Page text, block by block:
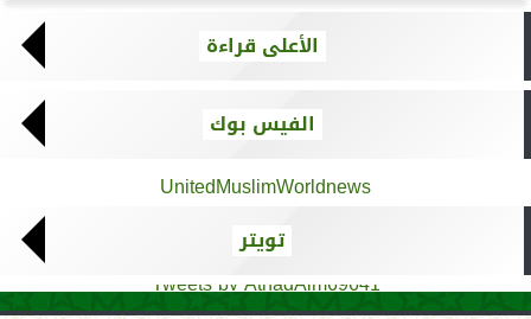
الأعلى قراءة
الفيس بوك
UnitedMuslimWorldnews
تويتر
Tweets by AthadAlm69641